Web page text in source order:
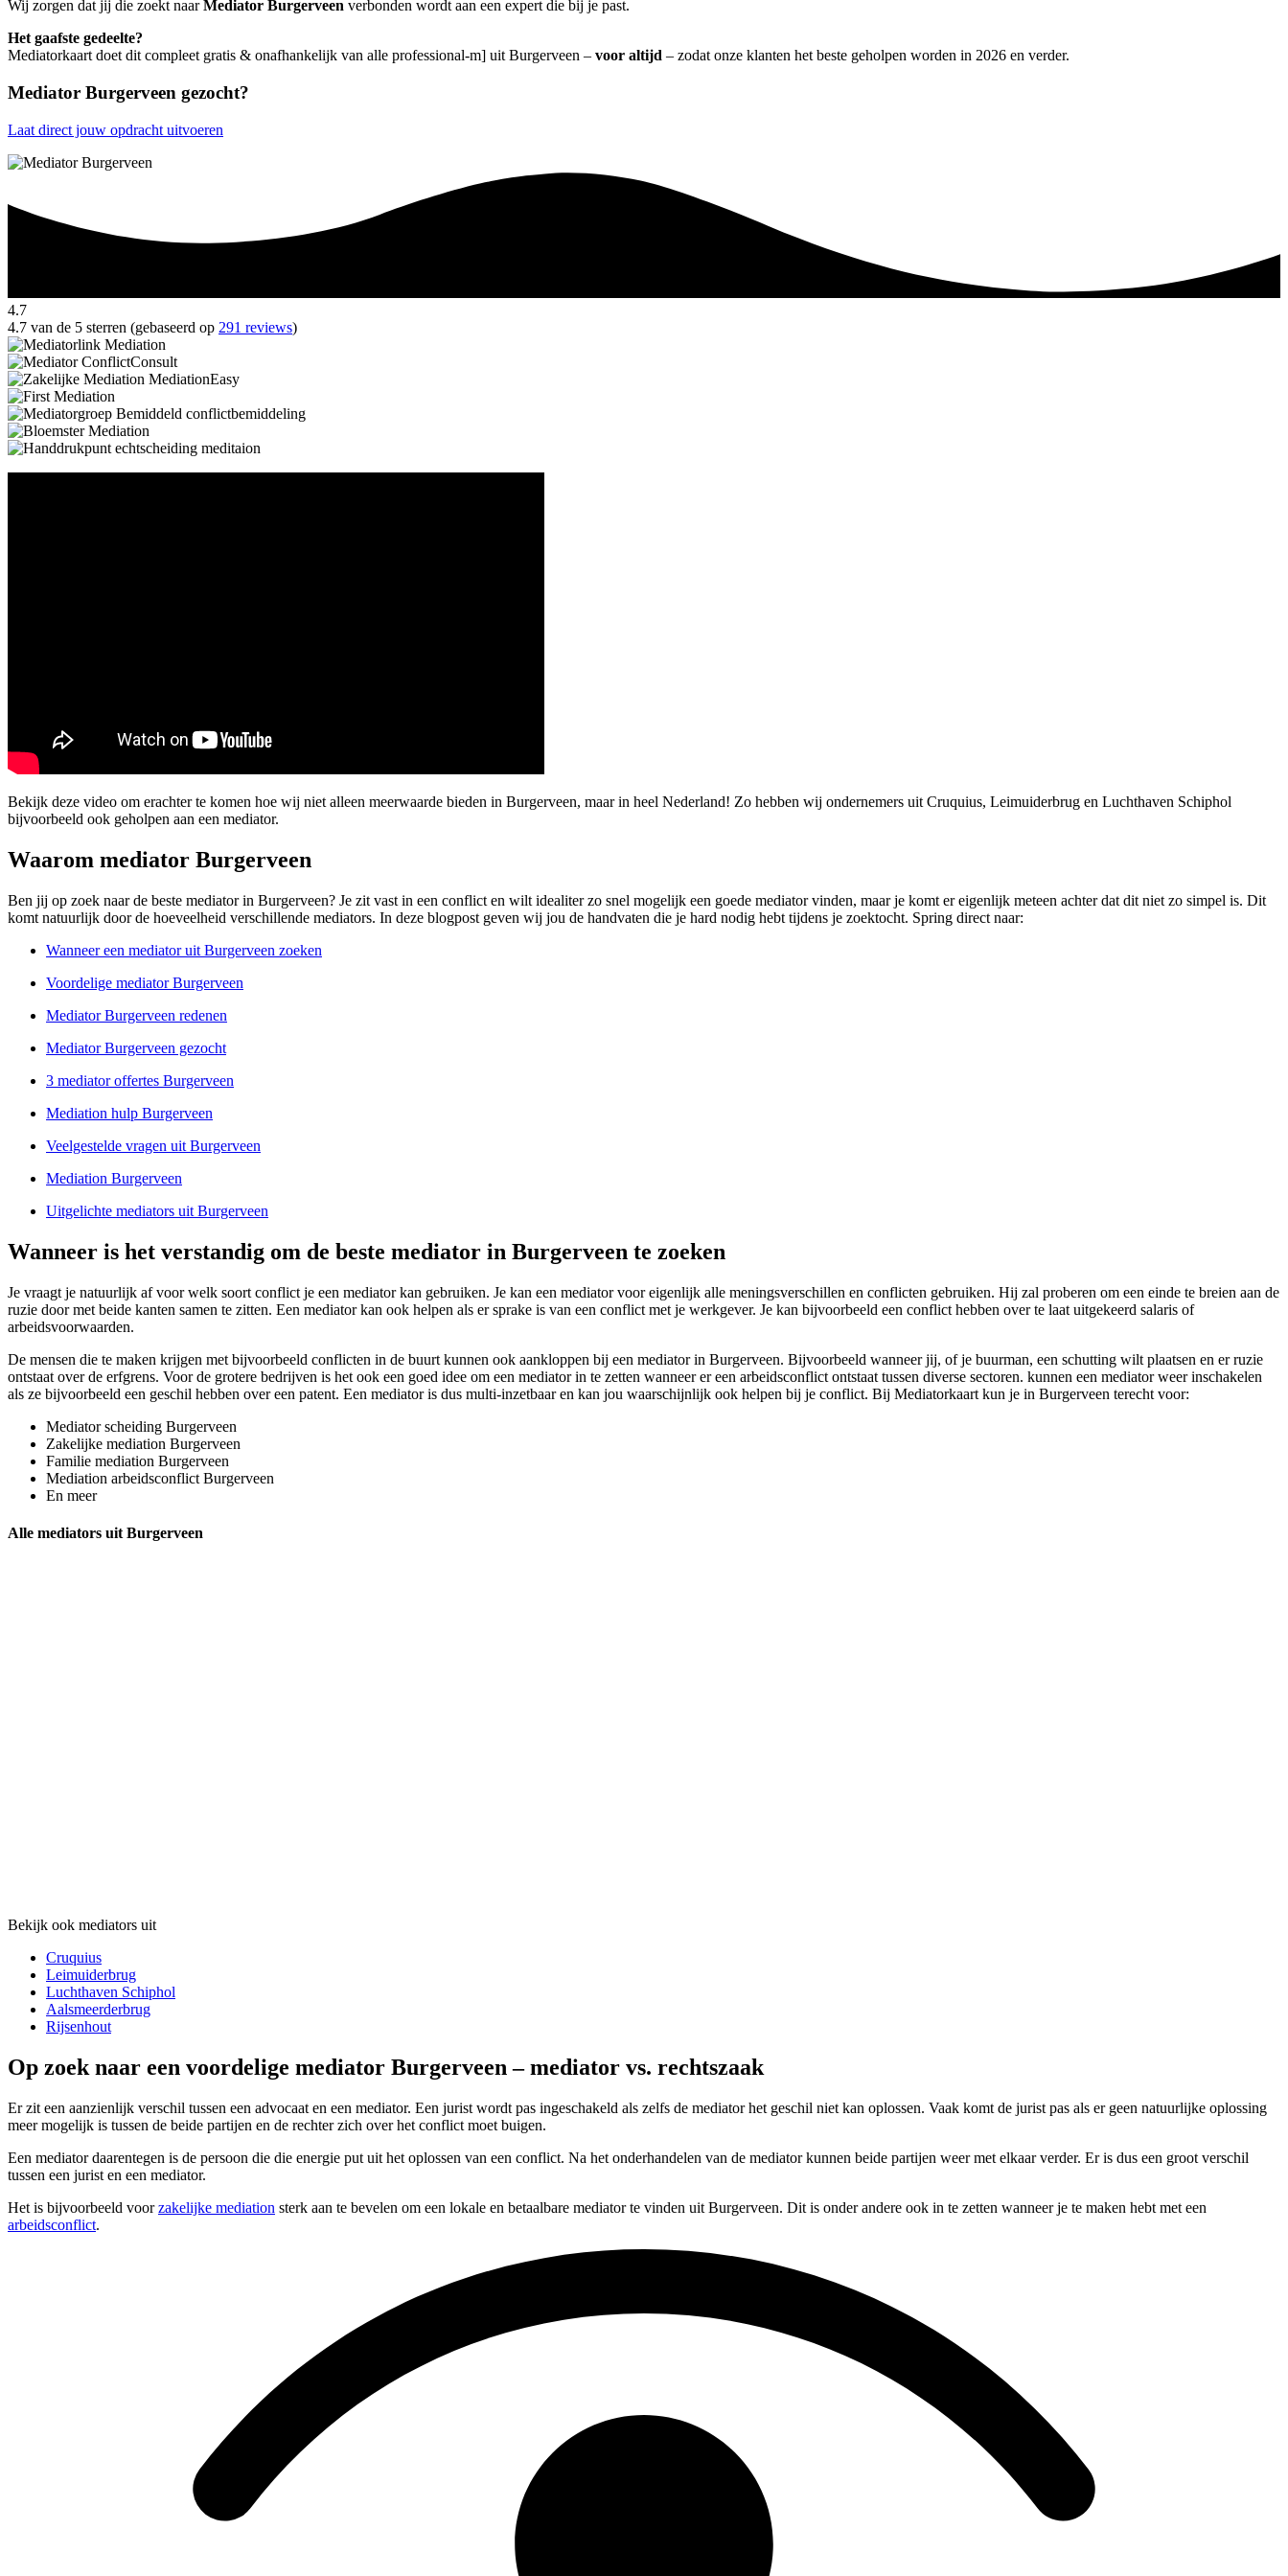
Wij zorgen dat jij die zoekt naarMediator Burgerveen verbonden wordt aan een expert die bij je past.
Het gaafste gedeelte?
Mediatorkaart doet dit compleet gratis & onafhankelijk van alle professional-m] uit Burgerveen – voor altijd – zodat onze klanten het beste geholpen worden in 2026 en verder.
Mediator Burgerveen gezocht?
Laat direct jouw opdracht uitvoeren
4.7
4.7 van de 5 sterren (gebaseerd op 291 reviews)
Bekijk deze video om erachter te komen hoe wij niet alleen meerwaarde bieden in Burgerveen, maar in heel Nederland! Zo hebben wij ondernemers uit Cruquius, Leimuiderbrug en Luchthaven Schiphol
bijvoorbeeld ook geholpen aan een mediator.
Waarom mediator Burgerveen
Ben jij op zoek naar de beste mediator in Burgerveen? Je zit vast in een conflict en wilt idealiter zo snel mogelijk een goede mediator vinden, maar je komt er eigenlijk meteen achter dat dit niet zo simpel is. Dit
komt natuurlijk door de hoeveelheid verschillende mediators. In deze blogpost geven wij jou de handvaten die je hard nodig hebt tijdens je zoektocht. Spring direct naar:
Wanneer een mediator uit Burgerveen zoeken
Voordelige mediator Burgerveen
Mediator Burgerveen redenen
Mediator Burgerveen gezocht
3 mediator offertes Burgerveen
Mediation hulp Burgerveen
Veelgestelde vragen uit Burgerveen
Mediation Burgerveen
Uitgelichte mediators uit Burgerveen
Wanneer is het verstandig om de beste mediator in Burgerveen te zoeken
Je vraagt je natuurlijk af voor welk soort conflict je een mediator kan gebruiken. Je kan een mediator voor eigenlijk alle meningsverschillen en conflicten gebruiken. Hij zal proberen om een einde te breien aan de
ruzie door met beide kanten samen te zitten. Een mediator kan ook helpen als er sprake is van een conflict met je werkgever. Je kan bijvoorbeeld een conflict hebben over te laat uitgekeerd salaris of
arbeidsvoorwaarden.
De mensen die te maken krijgen met bijvoorbeeld conflicten in de buurt kunnen ook aankloppen bij een mediator in Burgerveen. Bijvoorbeeld wanneer jij, of je buurman, een schutting wilt plaatsen en er ruzie
ontstaat over de erfgrens. Voor de grotere bedrijven is het ook een goed idee om een mediator in te zetten wanneer er een arbeidsconflict ontstaat tussen diverse sectoren. kunnen een mediator weer inschakelen
als ze bijvoorbeeld een geschil hebben over een patent. Een mediator is dus multi-inzetbaar en kan jou waarschijnlijk ook helpen bij je conflict. Bij Mediatorkaart kun je in Burgerveen terecht voor:
Mediator scheiding Burgerveen
Zakelijke mediation Burgerveen
Familie mediation Burgerveen
Mediation arbeidsconflict Burgerveen
En meer
Alle mediators uit Burgerveen
Bekijk ook mediators uit
Cruquius
Leimuiderbrug
Luchthaven Schiphol
Aalsmeerderbrug
Rijsenhout
Op zoek naar een voordelige mediator Burgerveen – mediator vs. rechtszaak
Er zit een aanzienlijk verschil tussen een advocaat en een mediator. Een jurist wordt pas ingeschakeld als zelfs de mediator het geschil niet kan oplossen. Vaak komt de jurist pas als er geen natuurlijke oplossing
meer mogelijk is tussen de beide partijen en de rechter zich over het conflict moet buigen.
Een mediator daarentegen is de persoon die die energie put uit het oplossen van een conflict. Na het onderhandelen van de mediator kunnen beide partijen weer met elkaar verder. Er is dus een groot verschil
tussen een jurist en een mediator.
Het is bijvoorbeeld voorzakelijke mediation sterk aan te bevelen om een lokale en betaalbare mediator te vinden uit Burgerveen. Dit is onder andere ook in te zetten wanneer je te maken hebt met een
arbeidsconflict.